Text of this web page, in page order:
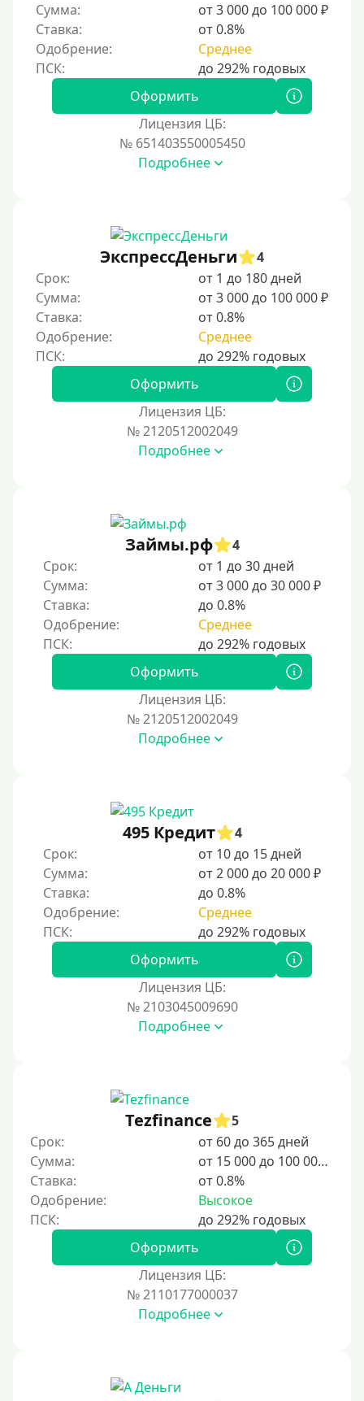
Сумма:
от 3 000 до 100 000 ₽
Ставка:
от 0.8%
Одобрение:
Среднее
Оформить
Лицензия ЦБ:
№ 651403550005450
Подробнее
ЭкспрессДеньги
4
Срок:
от 1 до 180 дней
Сумма:
от 3 000 до 100 000 ₽
Ставка:
от 0.8%
Одобрение:
Среднее
Оформить
Лицензия ЦБ:
№ 2120512002049
Подробнее
Займы.рф
4
Срок:
от 1 до 30 дней
Сумма:
от 3 000 до 30 000 ₽
Ставка:
до 0.8%
Одобрение:
Среднее
Оформить
Лицензия ЦБ:
№ 2120512002049
Подробнее
495 Кредит
4
Срок:
от 10 до 15 дней
Сумма:
от 2 000 до 20 000 ₽
Ставка:
до 0.8%
Одобрение:
Среднее
Оформить
Лицензия ЦБ:
№ 2103045009690
Подробнее
Tezfinance
5
Срок:
от 60 до 365 дней
Сумма:
от 15 000 до 100 000 ₽
Ставка:
от 0.8%
Одобрение:
Высокое
Оформить
Лицензия ЦБ:
№ 2110177000037
Подробнее